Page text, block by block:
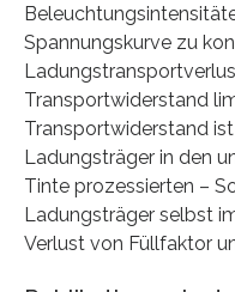
Spannungskurve zu
Transportwiderstand
Transportwiderstand
Ladungsträger in den
Tinte prozessierten –
Ladungsträger selbst
Verlust von Füllfaktor